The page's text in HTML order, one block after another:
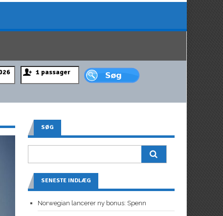
SØG
SENESTE INDLÆG
Norwegian lancerer ny bonus: Spenn